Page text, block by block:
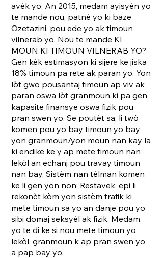
avèk yo. An 2015, medam ayisyèn yo
te mande nou, patnè yo ki baze
Ozetazini, pou ede yo ak timoun
vilnerab yo. Nou te mande KI
MOUN KI TIMOUN VILNERAB YO?
Gen kèk estimasyon ki sijere ke jiska
18% timoun pa rete ak paran yo. Yon
lòt gwo pousantaj timoun ap viv ak
paran oswa lòt granmoun ki pa gen
kapasite finansye oswa fizik pou
pran swen yo. Se poutèt sa, li twò
komen pou yo bay timoun yo bay
yon granmoun/yon moun nan kay la
ki endike ke y ap mete timoun nan
lekòl an echanj pou travay timoun
nan bay. Sistèm nan tèlman komen
ke li gen yon non: Restavek, epi li
rekonèt kòm yon sistèm trafik ki
mete timoun sa yo an danje pou yo
sibi domaj seksyèl ak fizik. Medam
yo te di ke si nou mete timoun yo
lekòl, granmoun k ap pran swen yo
a pap bay yo.